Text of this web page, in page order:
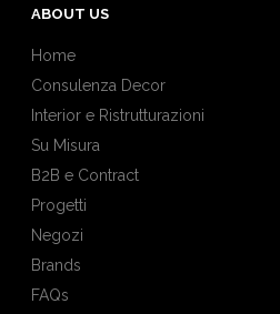
ABOUT US
Home
Consulenza Decor
Interior e Ristrutturazioni
Su Misura
B2B e Contract
Progetti
Negozi
Brands
FAQs